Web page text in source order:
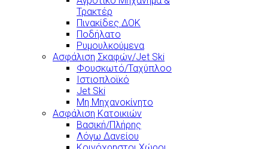
Τρακτέρ
Πινακίδες ΔΟΚ
Ποδήλατο
Ρυμουλκούμενα
Ασφάλιση Σκαφών/Jet Ski
Φουσκωτό/Ταχύπλοο
Ιστιοπλοϊκό
Jet Ski
Μη Μηχανοκίνητο
Ασφάλιση Κατοικιών
Βασική/Πλήρης
Λόγω Δανείου